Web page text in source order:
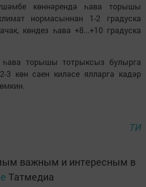
көннәрендә һава торышы
нормасыннан 1-2 градуска
көндез һава +8...+10 градуска
һава торышы тотрыксыз булырга
көн саен киләсе ялларга кадәр
ТИ
важным и интересным в
Татмедиа